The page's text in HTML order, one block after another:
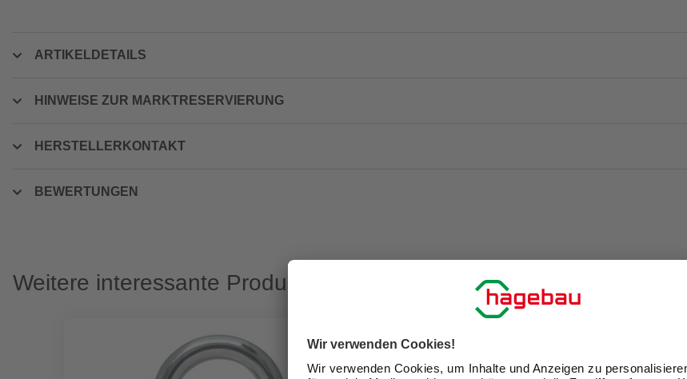
ARTIKELDETAILS
HINWEISE ZUR MARKTRESERVIERUNG
HERSTELLERKONTAKT
BEWERTUNGEN
Weitere interessante Produkte